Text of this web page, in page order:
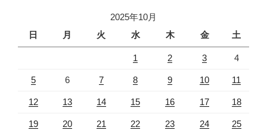
2025年10月
日
月 火 水 木 金 土
1 2 3 4
5 6 7 8 9 10 11
12 13 14 15 16 17 18
19 20 21 22 23 24 25